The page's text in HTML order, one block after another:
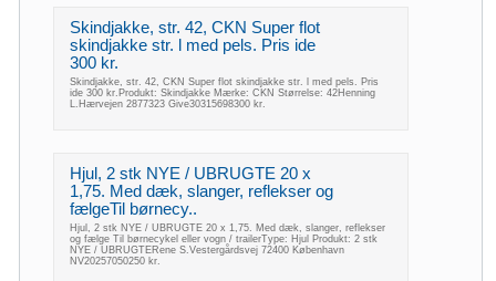
Skindjakke, str. 42, CKN Super flot
skindjakke str. l med pels. Pris ide
300 kr.
Skindjakke, str. 42, CKN Super flot skindjakke str. l med pels. Pris
ide 300 kr.Produkt: Skindjakke Mærke: CKN Størrelse: 42Henning
L.Hærvejen 2877323 Give30315698300 kr.
Hjul, 2 stk NYE / UBRUGTE 20 x
1,75. Med dæk, slanger, reflekser og
fælgeTil børnecy..
Hjul, 2 stk NYE / UBRUGTE 20 x 1,75. Med dæk, slanger, reflekser
og fælge Til børnecykel eller vogn / trailerType: Hjul Produkt: 2 stk
NYE / UBRUGTERene S.Vestergårdsvej 72400 København
NV20257050250 kr.